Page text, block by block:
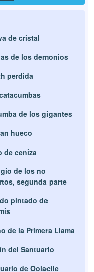
de cristal
de los demonios
perdida
de los gigantes
hueco
de ceniza
de los no
segunda parte
pintado de
de la Primera Llama
del Santuario
de Oolacile